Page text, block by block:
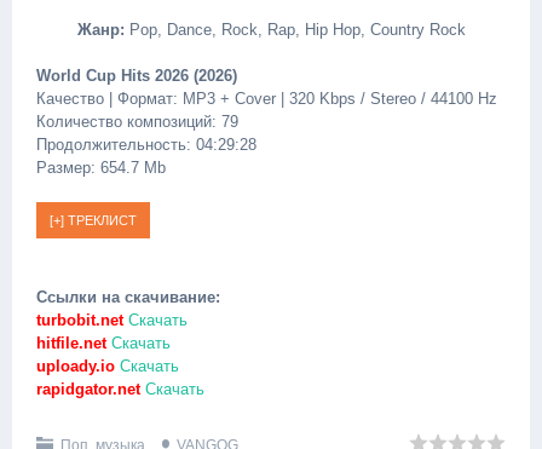
Жанр: Pop, Dance, Rock, Rap, Hip Hop, Country Rock
World Cup Hits 2026 (2026)
Качество | Формат: MP3 + Cover | 320 Kbps / Stereo / 44100 Hz
Количество композиций: 79
Продолжительность: 04:29:28
Размер: 654.7 Mb
Ссылки на скачивание:
turbobit.netСкачать
hitfile.netСкачать
uploady.io Скачать
rapidgator.netСкачать
Поп, музыка
VANGOG